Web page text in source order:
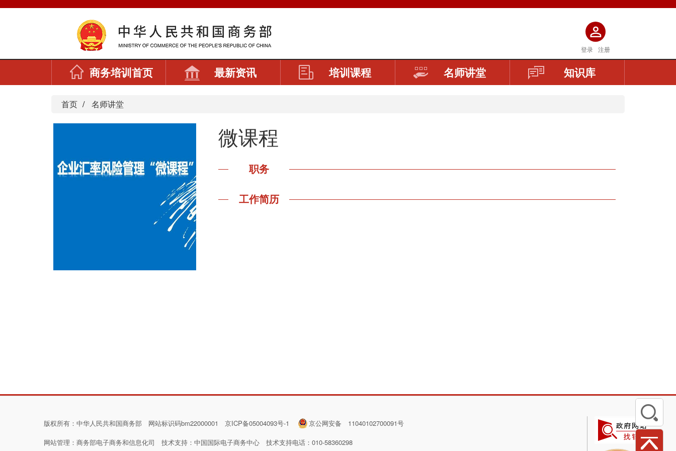
登录 注册
商务培训首页 最新资讯 培训课程 名师讲堂 知识库
首页 名师讲堂
微课程
职务
工作简历
版权所有：中华人民共和国商务部 网站标识码bm22000001 京ICP备05004093号-1
京公网安备 11040102700091号
网站管理： 商务部电子商务和信息化司 技术支持： 中国国际电子商务中心 技术支持电话：010-58360298